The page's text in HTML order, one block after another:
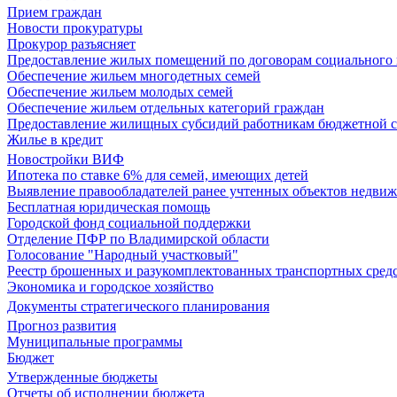
Прием граждан
Новости прокуратуры
Прокурор разъясняет
Предоставление жилых помещений по договорам социального
Обеспечение жильем многодетных семей
Обеспечение жильем молодых семей
Обеспечение жильем отдельных категорий граждан
Предоставление жилищных субсидий работникам бюджетной
Жилье в кредит
Новостройки ВИФ
Ипотека по ставке 6% для семей, имеющих детей
Выявление правообладателей ранее учтенных объектов
Бесплатная юридическая помощь
Городской фонд социальной поддержки
Отделение ПФР по Владимирской области
Голосование "Народный участковый"
Реестр брошенных и разукомплектованных транспортных
Экономика и городское хозяйство
Документы стратегического планирования
Прогноз развития
Муниципальные программы
Бюджет
Утвержденные бюджеты
Отчеты об исполнении бюджета